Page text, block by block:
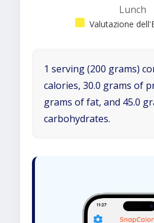
Lunch
Valutazione
1 serving (200 grams)
calories, 30.0 grams of
grams of fat, and 45.0
carbohydrates.